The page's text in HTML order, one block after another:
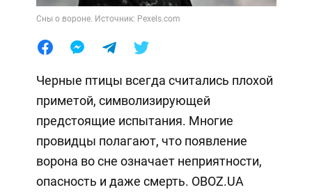
Сны о вороне. Источник: Pexels.com
Черные птицы всегда считались плохой
приметой, символизирующей
предстоящие испытания. Многие
провидцы полагают, что появление
ворона во сне означает неприятности,
опасность и даже смерть. OBOZ.UA